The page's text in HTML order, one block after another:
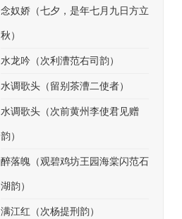
念奴娇（七夕，是年七月九日方立
秋）
水龙吟（次利漕范右司韵）
水调歌头（留别茶漕二使者）
水调歌头（次前黄州李使君见赠
韵）
醉落魄（观碧鸡坊王园海棠闪范石
湖韵）
满江红（次杨提刑韵）